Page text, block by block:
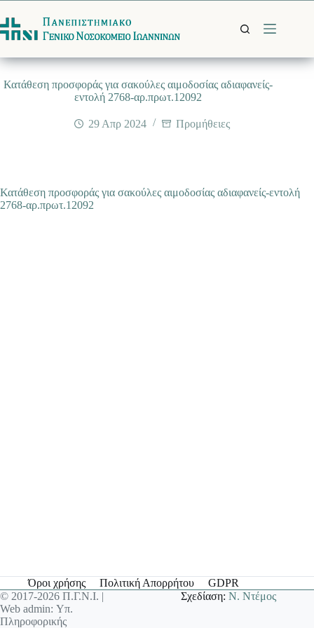
στο
περιεχόμενο
Κατάθεση προσφοράς για σακούλες αιμοδοσίας αδιαφανείς-
εντολή 2768-αρ.πρωτ.12092
29 Απρ 2024 Προμήθειες
Κατάθεση προσφοράς για σακούλες αιμοδοσίας αδιαφανείς-εντολή
2768-αρ.πρωτ.12092
Όροι χρήσης Πολιτική Απορρήτου
GDPR
© 2017-2026 Π.Γ.Ν.Ι. |
Web admin: Υπ.
Πληροφορικής
Σχεδίαση:Ν. Ντέμος